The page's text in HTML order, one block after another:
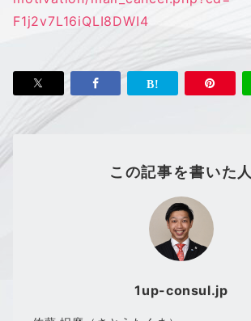
F1j2v7L16iQLI8DWI4
この記事を書いた人
1up-consul.jp